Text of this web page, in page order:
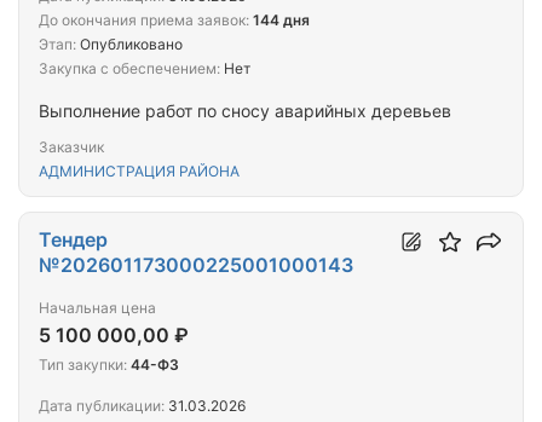
Выполнение работ по сносу аварийных деревьев
Заказчик
АДМИНИСТРАЦИЯ РАЙОНА
До окончания приема заявок: 144 дня
Этап: Опубликовано
Закупка с обеспечением: Нет
Тендер
№202601173000225001000143
Начальная цена
5 100 000,00 ₽
Тип закупки: 44-ФЗ
Дата публикации: 31.03.2026